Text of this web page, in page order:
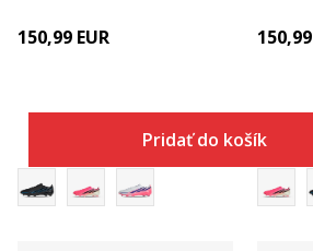
150,99 EUR
Pridať do košíka
150,99